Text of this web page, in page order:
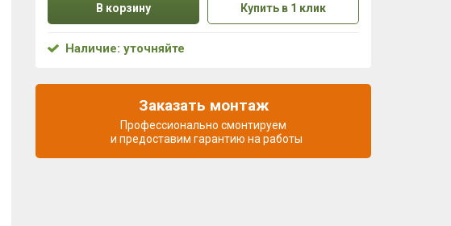
В корзину Купить в 1 клик
Наличие: уточняйте
Заказать монтаж
Профессионально смонтируем
и предоставим гарантию на работы